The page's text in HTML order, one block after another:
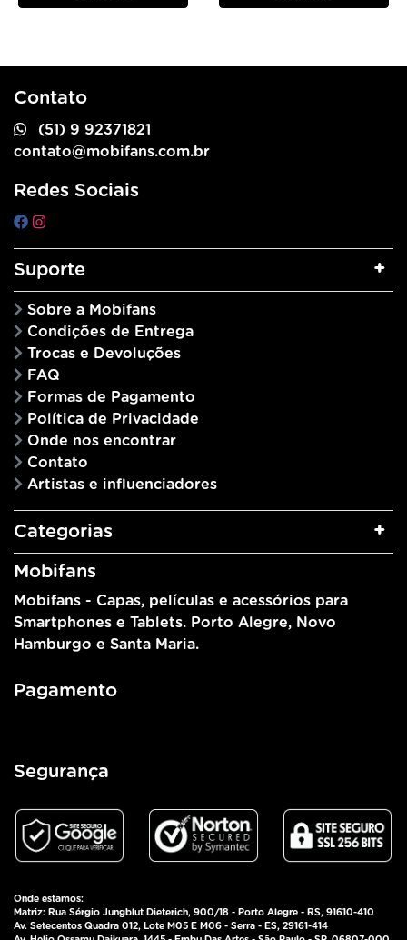
Contato
(51) 9 92371821
contato@mobifans.com.br
Redes Sociais
Suporte
Sobre a Mobifans
Condições de Entrega
Trocas e Devoluções
FAQ
Formas de Pagamento
Política de Privacidade
Onde nos encontrar
Contato
Artistas e influenciadores
Categorias
Mobifans
Mobifans - Capas, películas e acessórios para
Smartphones e Tablets. Porto Alegre, Novo
Hamburgo e Santa Maria.
Pagamento
Segurança
Onde estamos:
Matriz: Rua Sérgio Jungblut Dieterich, 900/18 - Porto Alegre - RS, 91610-410
Av. Setecentos Quadra 012, Lote M05 E M06 - Serra - ES, 29161-414